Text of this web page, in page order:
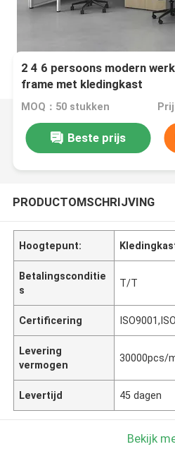
2 4 6 persoons modern
frame met kledingkast
MOQ：50 stukken
Beste prijs
PRODUCTOMSCHRIJVING
Hoogtepunt:
Betalingsconditie
s
T/T
Certificering
Levering
vermogen
30000pcs/
Levertijd 45 dagen
Bekijk